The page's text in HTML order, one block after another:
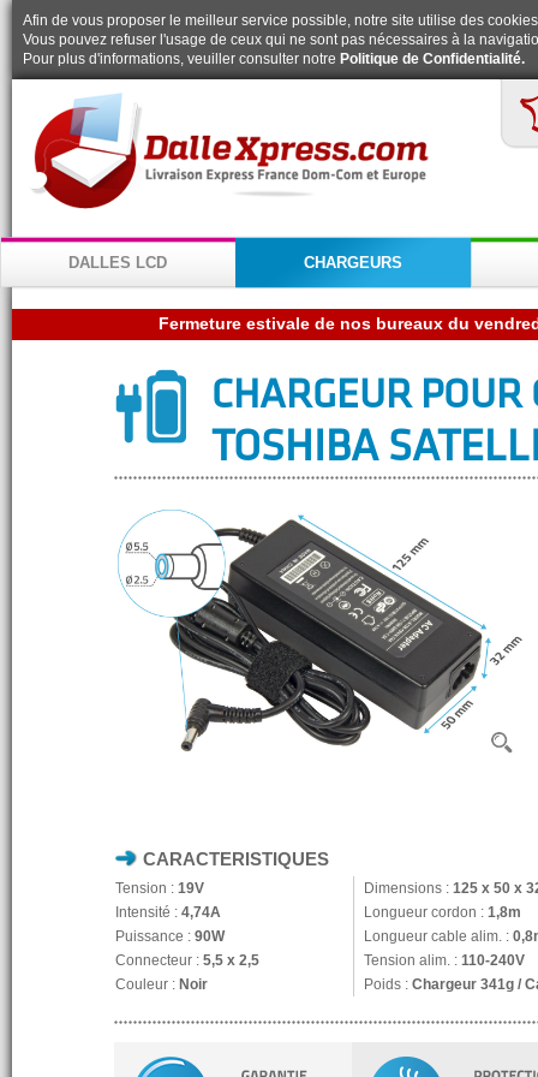
Afin de vous proposer le meilleur service possible, notre site utilise des
Vous pouvez refuser l'usage de ceux qui ne sont pas nécessaires à la
Pour plus d'informations, veuiller consulter notre Politique de Confidentialité.
DALLES LCD CHARGEURS
CHARGEUR
TOSHIBA
CARACTERISTIQUES
Tension : 19V Dimensions : 125 x 50 x
Intensité : 4,74A Longueur cordon : 1,8m
Puissance : 90W Longueur cable alim. :
Connecteur : 5,5 x 2,5 Tension alim. : 110-240V
Couleur : Noir Poids : Chargeur 341g /